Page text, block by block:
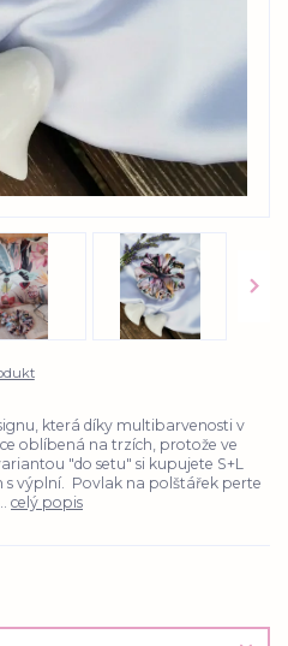
která díky multibarvenosti v
oblíbená na trzích, protože ve
"do setu" si kupujete S+L
s výplní. Povlak na polštářek perte
celý popis